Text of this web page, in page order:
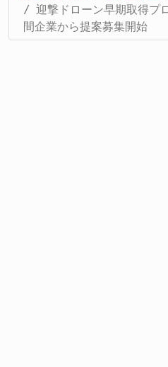
迎撃ドローン早期取得プ
間企業から提案募集開始